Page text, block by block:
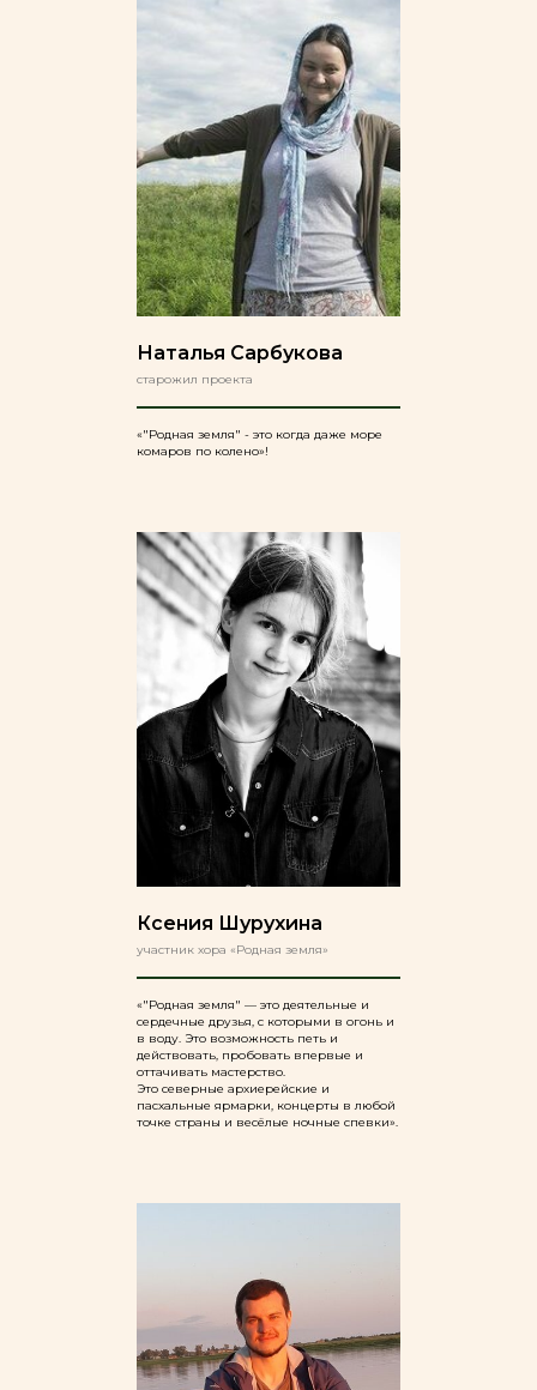
Наталья Сарбукова
старожил проекта
«"Родная земля" - это когда даже море
комаров по колено»!
Ксения Шурухина
участник хора «Родная земля»
«"Родная земля" — это деятельные и
сердечные друзья, с которыми в огонь и
в воду. Это возможность петь и
действовать, пробовать впервые и
оттачивать мастерство.
Это северные архиерейские и
пасхальные ярмарки, концерты в любой
точке страны и весёлые ночные спевки».